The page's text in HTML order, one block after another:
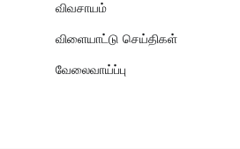
விவசாயம்
விளையாட்டு செய்திகள்
வேலைவாய்ப்பு